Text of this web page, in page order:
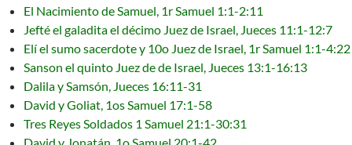
El Nacimiento de Samuel, 1r Samuel 1:1-2:11
Jefté el galadita el décimo Juez de Israel, Jueces 11:1-12:7
Elí el sumo sacerdote y 10o Juez de Israel, 1r Samuel 1:1-4:22
Sanson el quinto Juez de de Israel, Jueces 13:1-16:13
Dalila y Samsón, Jueces 16:11-31
David y Goliat, 1os Samuel 17:1-58
Tres Reyes Soldados 1 Samuel 21:1-30:31